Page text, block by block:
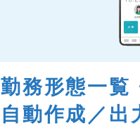
勤務形態一覧
自動作成／出